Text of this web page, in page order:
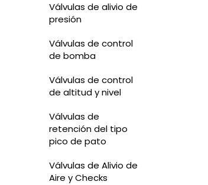
Válvulas de alivio de
presión
Válvulas de control
de bomba
Válvulas de control
de altitud y nivel
Válvulas de
retención del tipo
pico de pato
Válvulas de Alivio de
Aire y Checks